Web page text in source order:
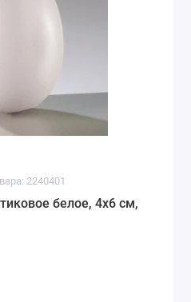
2240401
белое, 4х6 см,